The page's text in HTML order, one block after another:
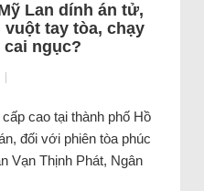
Lan dính án tử,
vuột tay tòa, chạy
cai ngục?
|
cao tại thành phố Hồ
đối với phiên tòa phúc
Vạn Thịnh Phát, Ngân